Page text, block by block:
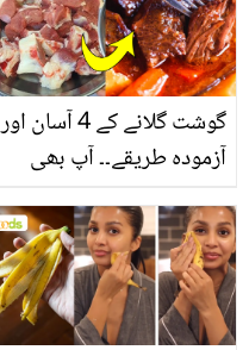
گوشت گلانے کے 4 آسان اور
آزمودہ طریقے۔۔ آپ بھی
جانیں انٹرنیشنل شیف کے
بتائے راز